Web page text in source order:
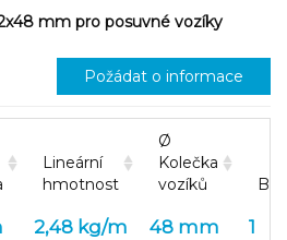
mm pro posuvné vozíky
Požádat o informace
Lineární
hmotnost
Ø
Kolečka
vozíků
2,48 kg/m 48 mm
1